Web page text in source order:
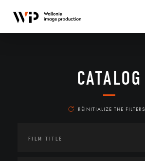
CATALOG
RÉINITIALIZE THE FILTERS